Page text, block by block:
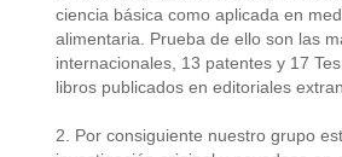
ciencia básica como aplicada en
alimentaria. Prueba de ello son las
internacionales, 13 patentes y 17
libros publicados en editoriales
2. Por consiguiente nuestro grupo